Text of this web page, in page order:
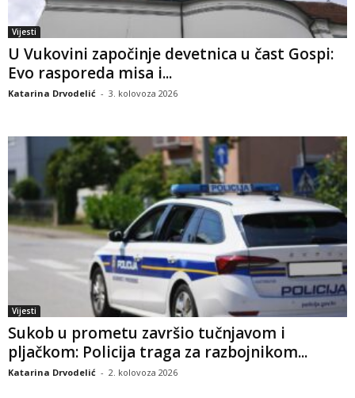
Vijesti
U Vukovini započinje devetnica u čast Gospi:
Evo rasporeda misa i...
Katarina Drvodelić - 3. kolovoza 2026
Vijesti
Sukob u prometu završio tučnjavom i
pljačkom: Policija traga za razbojnikom...
Katarina Drvodelić - 2. kolovoza 2026